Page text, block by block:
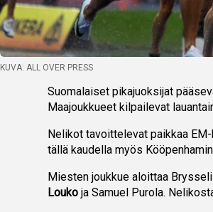
KUVA: ALL OVER PRESS
Suomalaiset pikajuoksijat
Maajoukkueet kilpailevat
Nelikot tavoittelevat paikkaa
tällä kaudella myös
Miesten joukkue aloittaa
Louko ja Samuel Purola.